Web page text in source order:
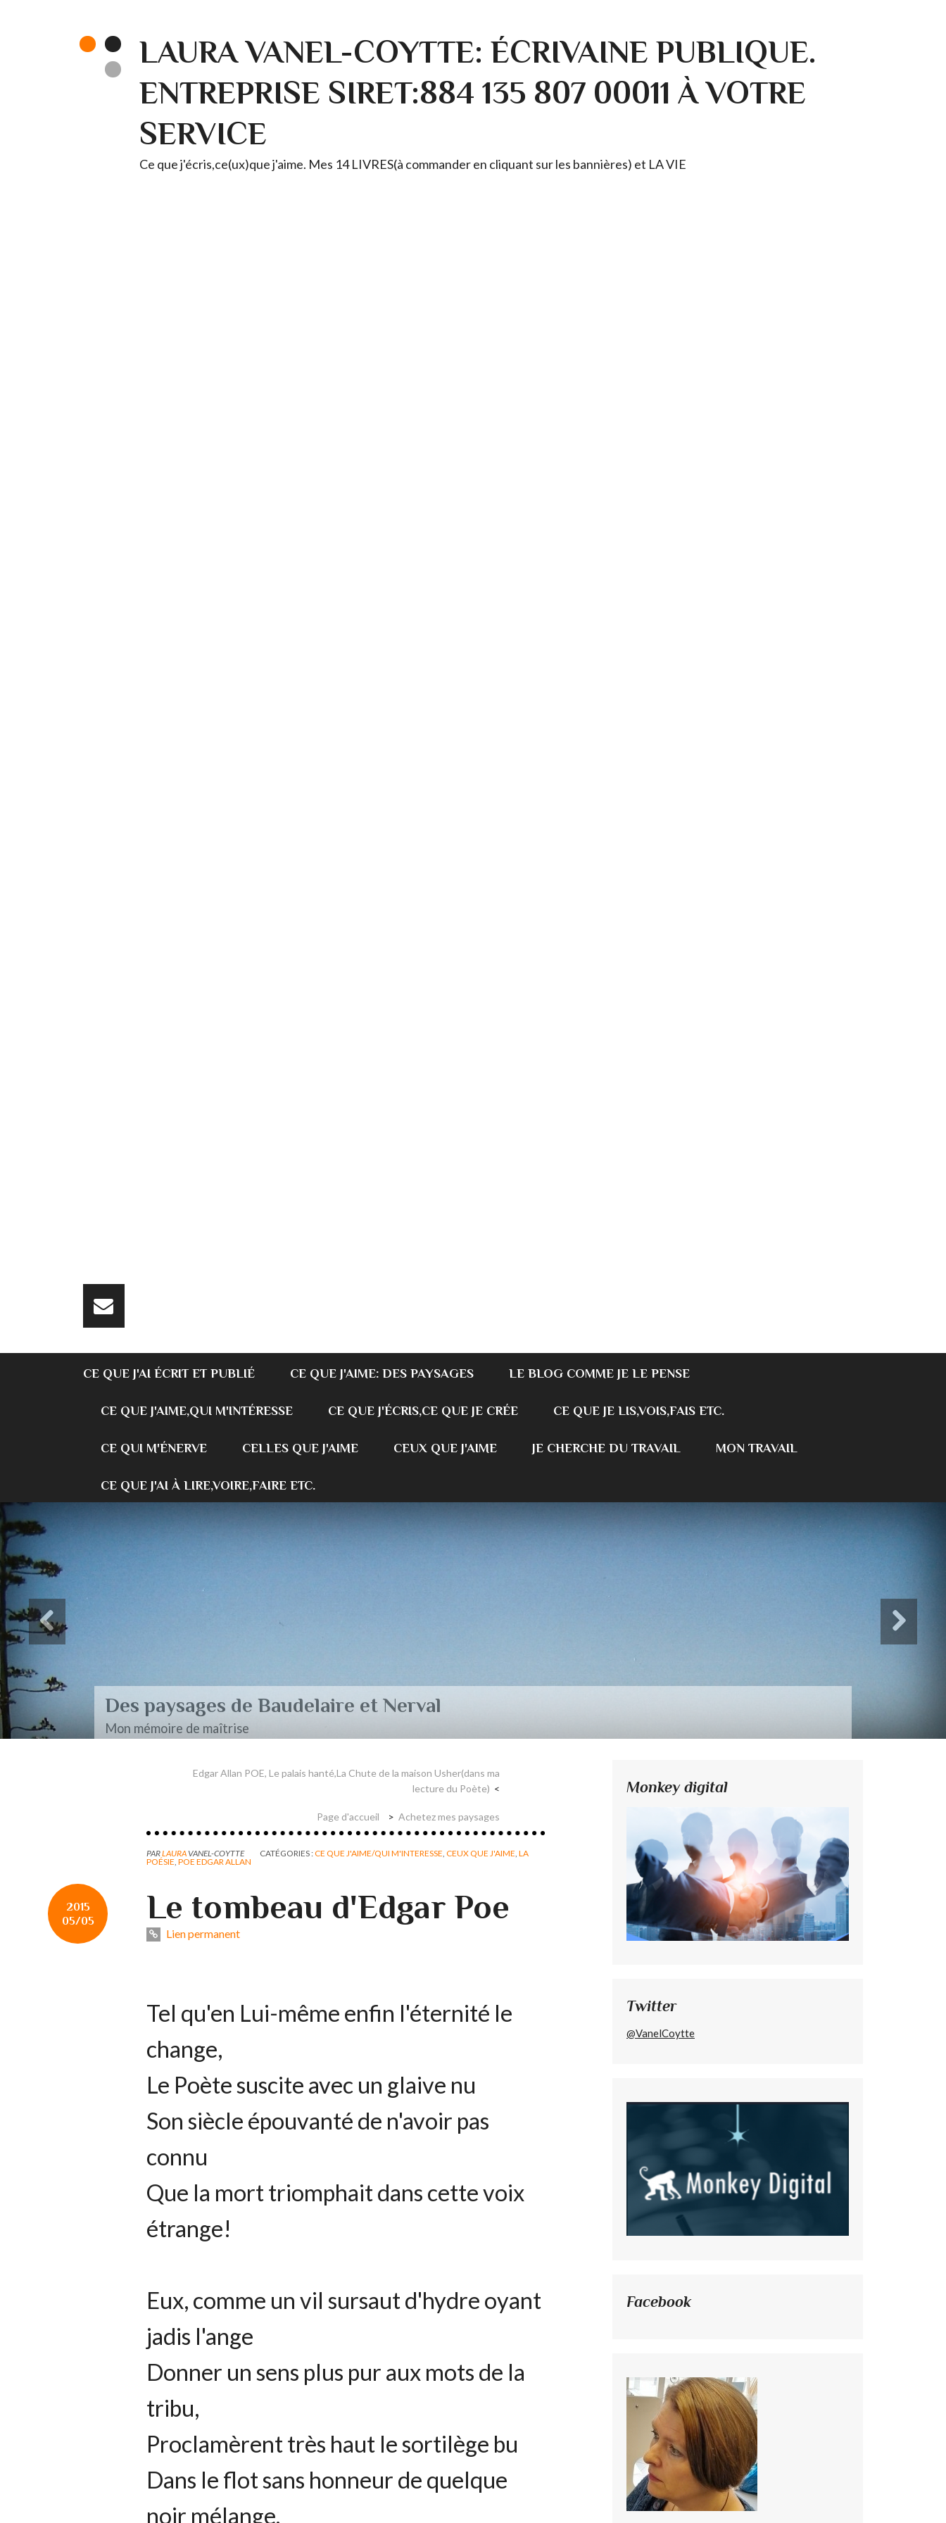
LAURA VANEL-COYTTE: ÉCRIVAINE PUBLIQUE.
ENTREPRISE SIRET:884 135 807 00011 À VOTRE
SERVICE
Ce que j'écris,ce(ux)que j'aime. Mes 14 LIVRES(à commander en cliquant sur les bannières) et LA VIE
CE QUE J'AI ÉCRIT ET PUBLIÉ CE QUE J'AIME: DES PAYSAGES LE BLOG COMME JE LE PENSE
CE QUE J'AIME,QUI M'INTÉRESSE CE QUE J'ÉCRIS,CE QUE JE CRÉE CE QUE JE LIS,VOIS,FAIS ETC.
CE QUI M'ÉNERVE CELLES QUE J'AIME CEUX QUE J'AIME JE CHERCHE DU TRAVAIL MON TRAVAIL
CE QUE J'AI À LIRE,VOIRE,FAIRE ETC.
Des paysages de Baudelaire et Nerval
Mon mémoire de maîtrise
Edgar Allan POE, Le palais hanté,La Chute de la maison Usher(dans ma
lecture du Poète)
Page d'accueil Achetez mes paysages
PARLAURA VANEL-COYTTE CATÉGORIES :CE QUE J'AIME/QUI M'INTERESSE CEUX QUE J'AIME LA
POÉSIE POE EDGAR ALLAN
2015
05/05
Le tombeau d'Edgar Poe
Lien permanent
Tel qu'en Lui-même enfin l'éternité le
change,
Le Poète suscite avec un glaive nu
Son siècle épouvanté de n'avoir pas
connu
Que la mort triomphait dans cette voix
étrange!
Eux, comme un vil sursaut d'hydre oyant
jadis l'ange
Donner un sens plus pur aux mots de la
tribu,
Proclamèrent très haut le sortilège bu
Dans le flot sans honneur de quelque
noir mélange.
Monkey digital
Twitter
@VanelCoytte
Facebook